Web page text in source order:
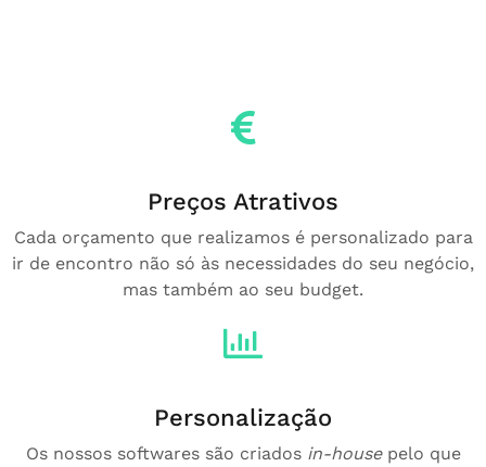
Preços Atrativos
Cada orçamento que realizamos é personalizado para
ir de encontro não só às necessidades do seu negócio,
mas também ao seu budget.
Personalização
Os nossos softwares são criadosin-house pelo que